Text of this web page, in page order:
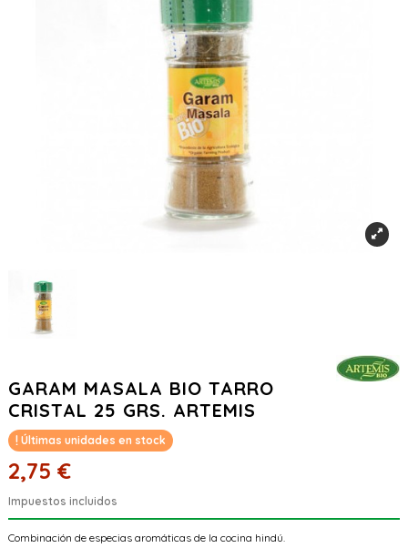
GARAM MASALA BIO TARRO
CRISTAL 25 GRS. ARTEMIS
Últimas unidades en stock
2,75 €
Impuestos incluidos
Combinación de especias aromáticas de la cocina hindú.